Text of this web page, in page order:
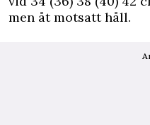
men åt motsatt håll.